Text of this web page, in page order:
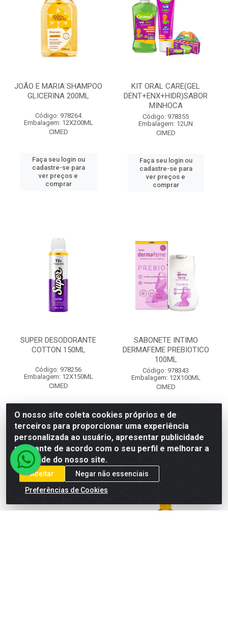
JOÃO E MARIA SHAMPOO
GLICERINA 200ML
Código: 978264
Embalagem: 12X200ML
CIMED
Faça seu login ou
cadastre-se para
ver preços e
comprar
KIT ORAL CARE(GEL
DENT+ENX+HIDR)SABOR
MINHOCA
Código: 978355
Embalagem: 12UN
CIMED
Faça seu login ou
cadastre-se para
ver preços e
comprar
SUPER DESODORANTE
COTTON 150ML
Código: 978256
Embalagem: 12X150ML
CIMED
Faça seu login ou
cadastre-se para
ver preços e
comprar
SABONETE INTIMO
DERMAFEME PREBIOTICO
100ML
Código: 978343
Embalagem: 12X100ML
CIMED
Faça seu login ou
cadastre-se para
ver preços e
comprar
O nosso site coleta cookies próprios e de
terceiros para proporcionar uma experiência
personalizada ao usuário, apresentar publicidade
relevante de acordo com o seu perfil e melhorar a
qualidade do nosso site.
Aceitar
Negar não essenciais
Preferências de Cookies